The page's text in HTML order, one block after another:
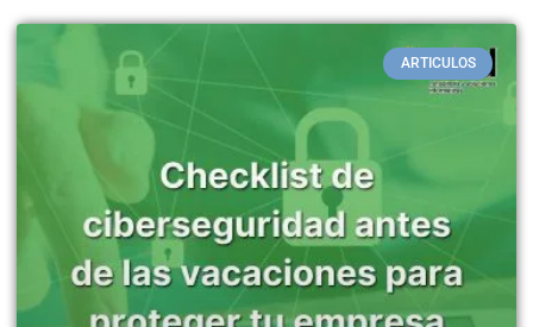
ARTICULOS